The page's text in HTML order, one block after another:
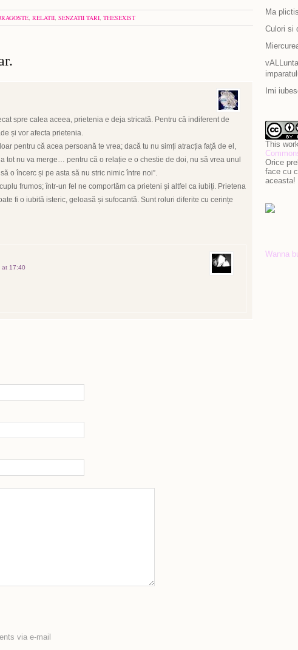
, RELATII, SENZATII TARI, THESEXIST
spre calea aceea, prietenia e deja stricată. Pentru că indiferent de
și vor afecta prietenia.
pentru că acea persoană te vrea; dacă tu nu simți atracția față de el,
tot nu va merge… pentru că o relație e o chestie de doi, nu să vrea unul
o încerc și pe asta să nu stric nimic între noi”.
frumos; într-un fel ne comportăm ca prieteni și altfel ca iubiți. Prietena
fi o iubită isteric, geloasă și sufocantă. Sunt roluri diferite cu cerințe
at 17:40
via e-mail
Ma
Culori si
Imi
This
Orice
face cu
aceasta!
Wanna